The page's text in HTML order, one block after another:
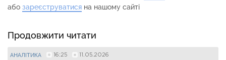
або зареєструватися на нашому сайті
Продовжити читати
АНАЛІТИКА 16:25 11.05.2026